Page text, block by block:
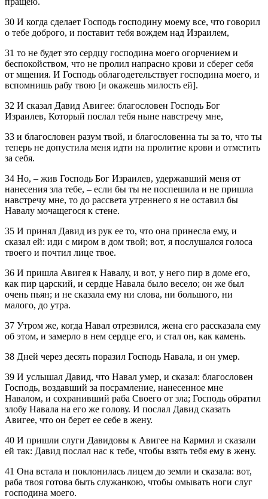
30 И когда сделает Господь господину моему все, что говорил
о тебе доброго, и поставит тебя вождем над Израилем,
31 то не будет это сердцу господина моего огорчением и
беспокойством, что не пролил напрасно крови и сберег себя
от мщения. И Господь облагодетельствует господина моего, и
вспомнишь рабу твою [и окажешь милость ей].
32 И сказал Давид Авигее: благословен Господь Бог
Израилев, Который послал тебя ныне навстречу мне,
33 и благословен разум твой, и благословенна ты за то, что ты
теперь не допустила меня идти на пролитие крови и отмстить
за себя.
34 Но, – жив Господь Бог Израилев, удержавший меня от
нанесения зла тебе, – если бы ты не поспешила и не пришла
навстречу мне, то до рассвета утреннего я не оставил бы
Навалу мочащегося к стене.
35 И принял Давид из рук ее то, что она принесла ему, и
сказал ей: иди с миром в дом твой; вот, я послушался голоса
твоего и почтил лице твое.
36 И пришла Авигея к Навалу, и вот, у него пир в доме его,
как пир царский, и сердце Навала было весело; он же был
очень пьян; и не сказала ему ни слова, ни большого, ни
малого, до утра.
37 Утром же, когда Навал отрезвился, жена его рассказала ему
об этом, и замерло в нем сердце его, и стал он, как камень.
38 Дней через десять поразил Господь Навала, и он умер.
39 И услышал Давид, что Навал умер, и сказал: благословен
Господь, воздавший за посрамление, нанесенное мне
Навалом, и сохранивший раба Своего от зла; Господь обратил
злобу Навала на его же голову. И послал Давид сказать
Авигее, что он берет ее себе в жену.
40 И пришли слуги Давидовы к Авигее на Кармил и сказали
ей так: Давид послал нас к тебе, чтобы взять тебя ему в жену.
41 Она встала и поклонилась лицем до земли и сказала: вот,
раба твоя готова быть служанкою, чтобы омывать ноги слуг
господина моего.